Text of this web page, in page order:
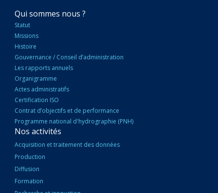
NAVIGATION
PRINCIPALE
Qui sommes nous ?
Statut
Missions
Histoire
Gouvernance / Conseil d’administration
Les rapports annuels
Organigramme
Actes administratifs
Certification ISO
Contrat d’objectifs et de performance
Programme national d'hydrographie (PNH)
Nos activités
Acquisition et traitement des données
Production
Diffusion
Formation